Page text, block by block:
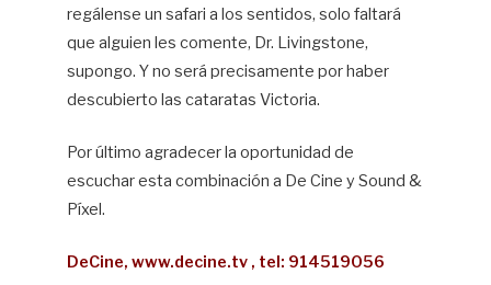
regálense un safari a los sentidos, solo faltará
que alguien les comente, Dr. Livingstone,
supongo. Y no será precisamente por haber
descubierto las cataratas Victoria.
Por último agradecer la oportunidad de
escuchar esta combinación a De Cine y Sound &
Píxel.
DeCine, www.decine.tv , tel: 914519056